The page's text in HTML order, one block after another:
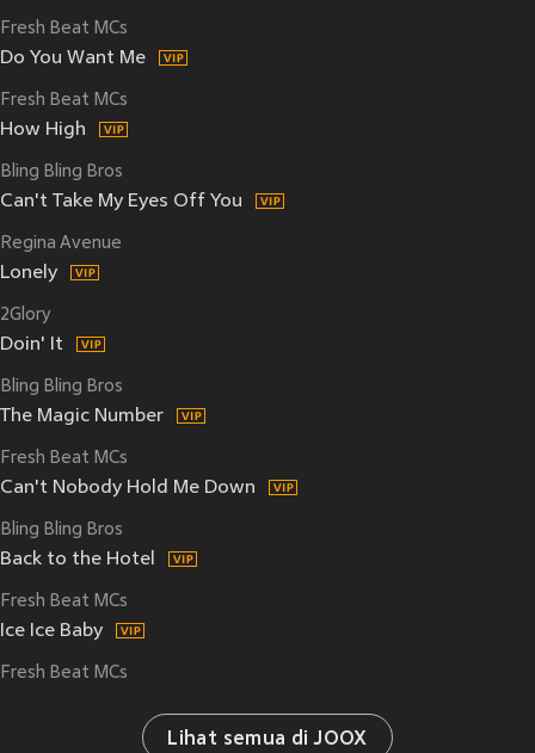
Fresh Beat MCs
Do You Want Me
Fresh Beat MCs
How High
Bling Bling Bros
Can't Take My Eyes Off You
Regina Avenue
Lonely
2Glory
Doin' It
Bling Bling Bros
The Magic Number
Fresh Beat MCs
Can't Nobody Hold Me Down
Bling Bling Bros
Back to the Hotel
Fresh Beat MCs
Ice Ice Baby
Fresh Beat MCs
Lihat semua di JOOX